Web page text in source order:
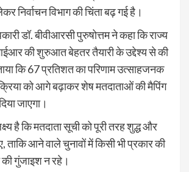
निर्वाचन विभाग की चिंता बढ़ गई है।
डॉ. बीवीआरसी पुरुषोत्तम ने कहा कि राज्य
की शुरुआत बेहतर तैयारी के उद्देश्य से की
कि 67 प्रतिशत का परिणाम उत्साहजनक
को आगे बढ़ाकर शेष मतदाताओं की मैपिंग
जाएगा।
है कि मतदाता सूची को पूरी तरह शुद्ध और
ताकि आने वाले चुनावों में किसी भी प्रकार की
गुंजाइश न रहे।